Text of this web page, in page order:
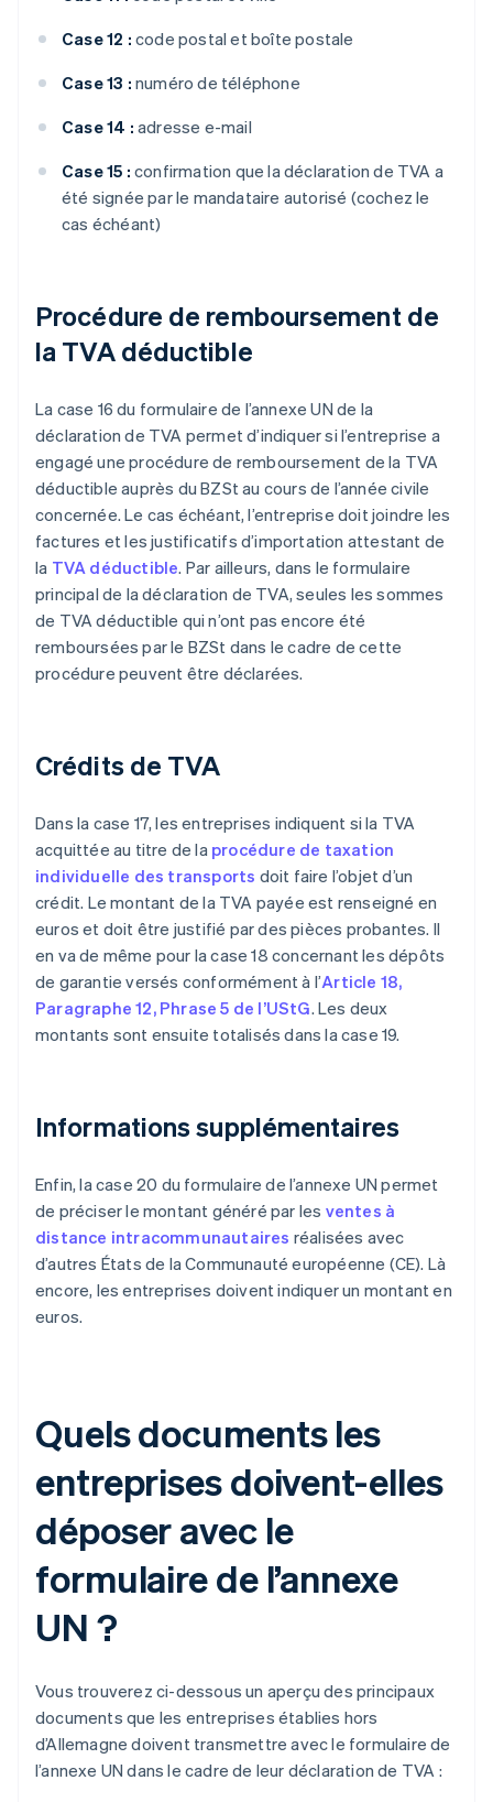
Case 12 : code postal et boîte postale
Case 13 : numéro de téléphone
Case 14 : adresse e-mail
Case 15 : confirmation que la déclaration de TVA a
été signée par le mandataire autorisé (cochez le
cas échéant)
Procédure de remboursement de
la TVA déductible
La case 16 du formulaire de l’annexe UN de la
déclaration de TVA permet d’indiquer si l’entreprise a
engagé une procédure de remboursement de la TVA
déductible auprès du BZSt au cours de l’année civile
concernée. Le cas échéant, l’entreprise doit joindre les
factures et les justificatifs d’importation attestant de
la TVA déductible. Par ailleurs, dans le formulaire
principal de la déclaration de TVA, seules les sommes
de TVA déductible qui n’ont pas encore été
remboursées par le BZSt dans le cadre de cette
procédure peuvent être déclarées.
Crédits de TVA
Dans la case 17, les entreprises indiquent si la TVA
acquittée au titre de la procédure de taxation
individuelle des transports doit faire l’objet d’un
crédit. Le montant de la TVA payée est renseigné en
euros et doit être justifié par des pièces probantes. Il
en va de même pour la case 18 concernant les dépôts
de garantie versés conformément à l’Article 18,
Paragraphe 12, Phrase 5 de l’UStG. Les deux
montants sont ensuite totalisés dans la case 19.
Informations supplémentaires
Enfin, la case 20 du formulaire de l’annexe UN permet
de préciser le montant généré par les ventes à
distance intracommunautaires réalisées avec
d’autres États de la Communauté européenne (CE). Là
encore, les entreprises doivent indiquer un montant en
euros.
Quels documents les
entreprises doivent-elles
déposer avec le
formulaire de l’annexe
UN ?
Vous trouverez ci-dessous un aperçu des principaux
documents que les entreprises établies hors
d’Allemagne doivent transmettre avec le formulaire de
l’annexe UN dans le cadre de leur déclaration de TVA :